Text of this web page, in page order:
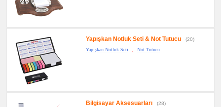
Yapışkan Notluk Seti & Not Tutucu
(20)
Yapışkan Notluk Seti
, Not Tutucu
Bilgisayar Aksesuarları
(28)